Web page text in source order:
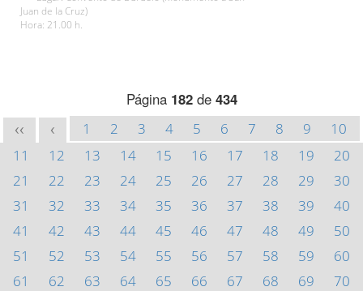
Juan de la Cruz)
Hora: 21.00 h.
Página 182de 434
<< < 1 2 3 4 5 6 7 8 9
10
11
12 13 14 15 16 17 18 19
20
21
22 23 24 25 26 27 28 29
30
31
32 33 34 35 36 37 38 39
40
41
42 43 44 45 46 47 48 49
50
51
52 53 54 55 56 57 58 59
60
61
62 63 64 65 66 67 68 69
70